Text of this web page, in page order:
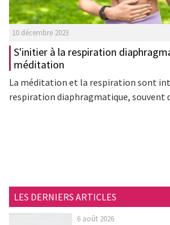
10 décembre 2023
S'initier à la respiration
méditation
La méditation et la respiration sont
respiration diaphragmatique, souvent
LES DERNIERS ARTICLES
6 août 2026